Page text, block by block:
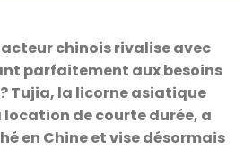
chinois rivalise avec
parfaitement aux besoins
Tujia, la licorne asiatique
de courte durée, a
en Chine et vise désormais